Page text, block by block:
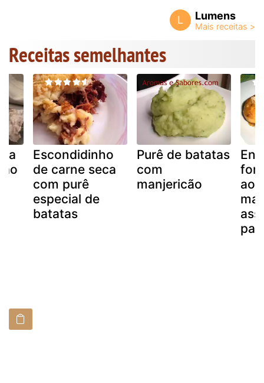
L Lumens
Receitas semelhantes
Escondidinho
de carne seca
com purê
especial de
batatas
Purê de batatas
com
manjericão
ao